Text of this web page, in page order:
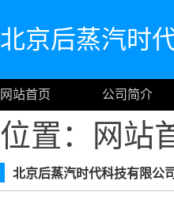
北京后蒸汽时
网站首页 公司简介
位置： 网站
北京后蒸汽时代科技有限公司